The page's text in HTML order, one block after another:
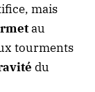
mais
au
tourments
du